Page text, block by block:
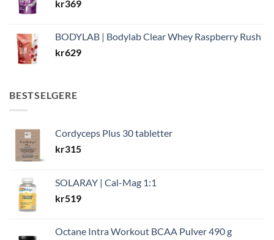
kr369
BODYLAB | Bodylab Clear Whey Raspberry Rush
kr629
BESTSELGERE
Cordyceps Plus 30 tabletter
kr315
SOLARAY | Cal-Mag 1:1
kr519
Octane Intra Workout BCAA Pulver 490 g